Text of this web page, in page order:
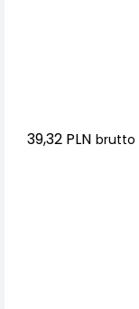
39,32 PLN brutto